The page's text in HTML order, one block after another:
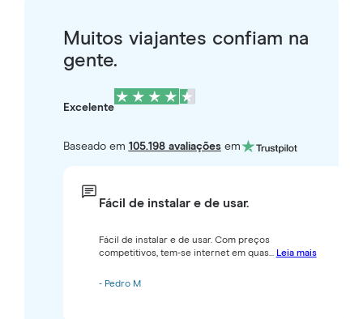
Muitos viajantes confiam na
gente.
Excelente
Baseado em 105.198 avaliaçõesem
Fácil de instalar e de usar.
Fácil de instalar e de usar. Com preços
competitivos, tem-se internet em quas... Leia mais
- Pedro M